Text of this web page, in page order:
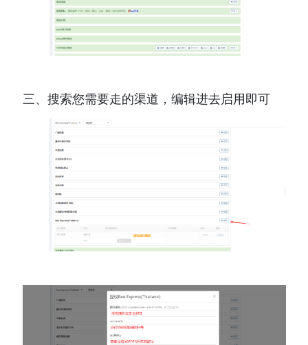
三、搜索您需要走的渠道，编辑进去启用即可